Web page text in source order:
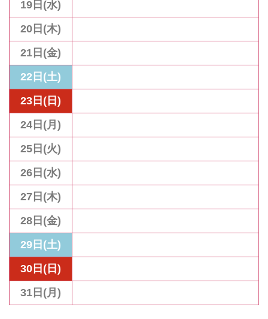
19日(水)
20日(木)
21日(金)
22日(土)
23日(日)
24日(月)
25日(火)
26日(水)
27日(木)
28日(金)
29日(土)
30日(日)
31日(月)